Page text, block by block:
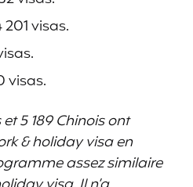
visas.
visas.
5 189 Chinois ont
& holiday visa en
assez similaire